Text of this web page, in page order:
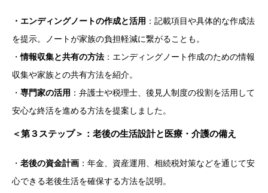
・エンディングノートの作成と活用 ：記載項目や具体的な作成法
を提示。ノートが家族の負担軽減に繋がることも。
・情報収集と共有の方法 ：エンディングノート作成のための情報
収集や家族との共有方法を紹介。
・ 専門家の活用 ：弁護士や税理士、後見人制度の役割を活用して
安心な終活を進める方法を提案しました。
＜第３ステップ＞：老後の生活設計と医療・介護の備え
・ 老後の資金計画 ：年金、資産運用、相続税対策などを通じて安
心できる老後生活を確保する方法を説明。